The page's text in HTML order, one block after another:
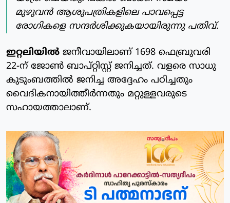
മുഴുവന്‍ ആശുപത്രികളിലെ പാവപ്പെട്ട
രോഗികളെ സന്ദര്‍ശിക്കുകയായിരുന്നു പതിവ്.
ഇറ്റലിയില്‍ ജനീവായിലാണ് 1698 ഫെബ്രുവരി
22-ന് ജോണ്‍ ബാപ്റ്റിസ്റ്റ് ജനിച്ചത്. വളരെ സാധു
കുടുംബത്തില്‍ ജനിച്ച അദ്ദേഹം പഠിച്ചതും
വൈദികനായിത്തീര്‍ന്നതും മറ്റുള്ളവരുടെ
സഹായത്താലാണ്.